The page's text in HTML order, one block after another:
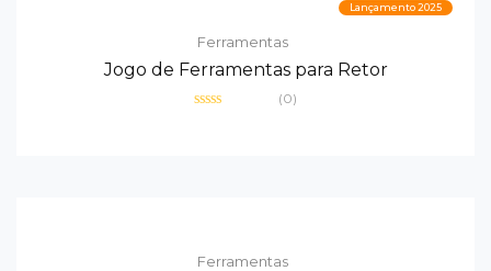
Lançamento 2025
Ferramentas
Jogo de Ferramentas para Retor
(0)
Ferramentas